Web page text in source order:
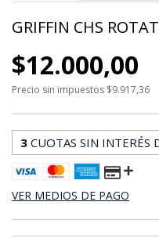
GRIFFIN CHS
$12.000,00
Precio sin impuestos $9.917,36
3 CUOTAS SIN INTERÉS
VER MEDIOS DE PAGO